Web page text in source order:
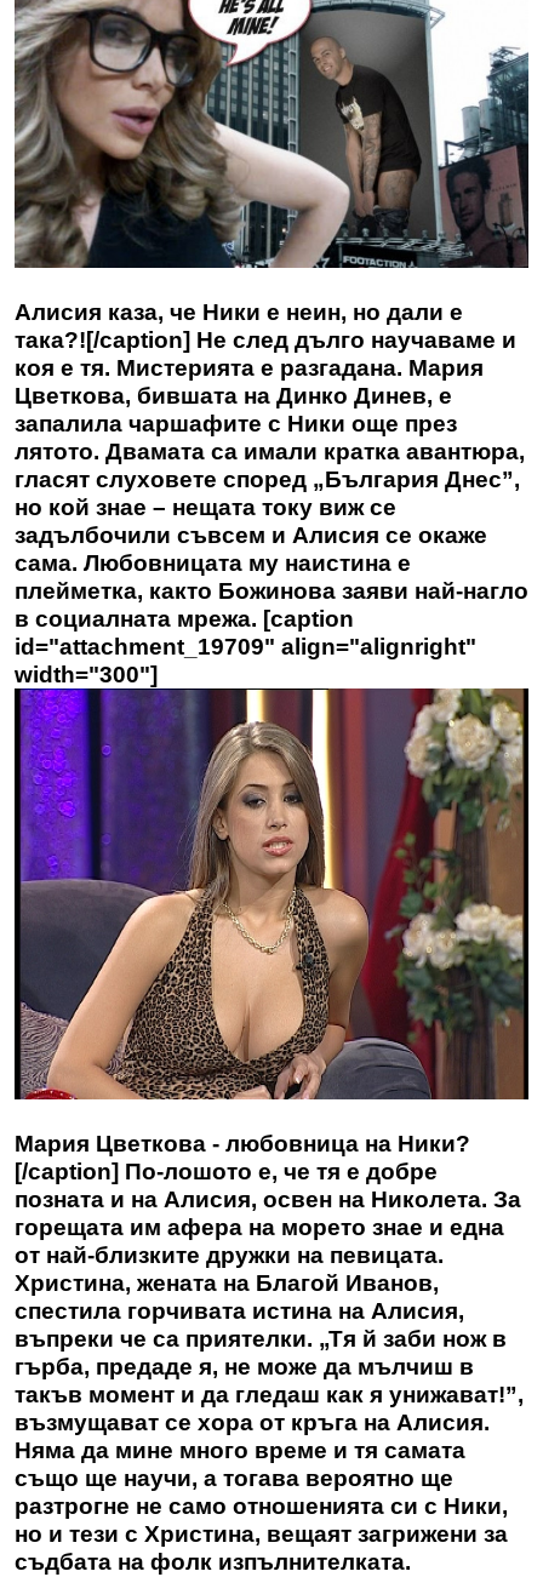
Алисия каза, че Ники е неин, но дали е
така?![/caption] Не след дълго научаваме и
коя е тя. Мистерията е разгадана. Мария
Цветкова, бившата на Динко Динев, е
запалила чаршафите с Ники още през
лятото. Двамата са имали кратка авантюра,
гласят слуховете според „България Днес”,
но кой знае – нещата току виж се
задълбочили съвсем и Алисия се окаже
сама. Любовницата му наистина е
плейметка, както Божинова заяви най-нагло
в социалната мрежа. [caption
id="attachment_19709" align="alignright"
width="300"]
Мария Цветкова - любовница на Ники?
[/caption] По-лошото е, че тя е добре
позната и на Алисия, освен на Николета. За
горещата им афера на морето знае и една
от най-близките дружки на певицата.
Христина, жената на Благой Иванов,
спестила горчивата истина на Алисия,
въпреки че са приятелки. „Тя й заби нож в
гърба, предаде я, не може да мълчиш в
такъв момент и да гледаш как я унижават!”,
възмущават се хора от кръга на Алисия.
Няма да мине много време и тя самата
също ще научи, а тогава вероятно ще
разтрогне не само отношенията си с Ники,
но и тези с Христина, вещаят загрижени за
съдбата на фолк изпълнителката.